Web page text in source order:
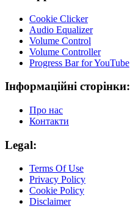
Cookie Clicker
Audio Equalizer
Volume Control
Volume Controller
Progress Bar for YouTube
Інформаційні сторінки:
Про нас
Контакти
Legal:
Terms Of Use
Privacy Policy
Cookie Policy
Disclaimer